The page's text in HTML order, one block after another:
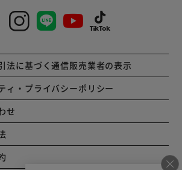
法に基づく通信販売業者の表示
ィ・プライバシーポリシー
せ